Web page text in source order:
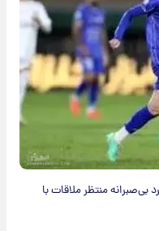
بی‌صبرانه منتظر ملاقات با